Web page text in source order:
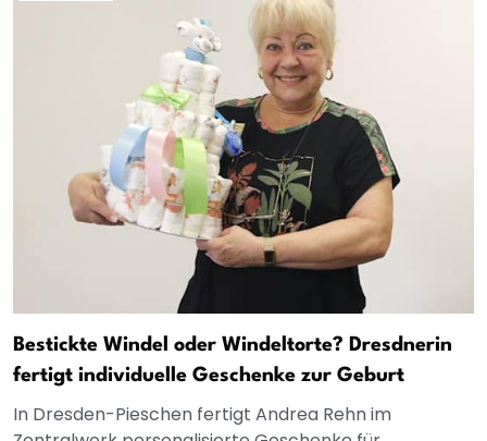
Bestickte Windel oder Windeltorte? Dresdnerin
fertigt individuelle Geschenke zur Geburt
In Dresden-Pieschen fertigt Andrea Rehn im